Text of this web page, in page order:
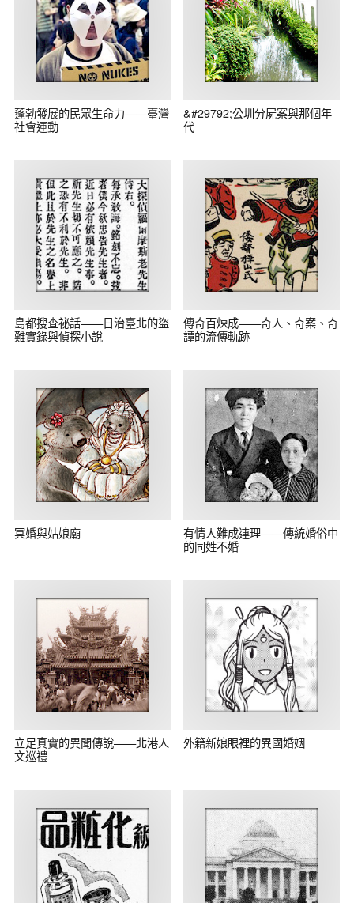
蓬勃發展的民眾生命力——臺灣
社會運動
&#29792;公圳分屍案與那個年
代
島都搜查祕話——日治臺北的盜
難實錄與偵探小說
傳奇百煉成——奇人、奇案、奇
譚的流傳軌跡
冥婚與姑娘廟
有情人難成連理——傳統婚俗中
的同姓不婚
立足真實的異聞傳說——北港人
文巡禮
外籍新娘眼裡的異國婚姻